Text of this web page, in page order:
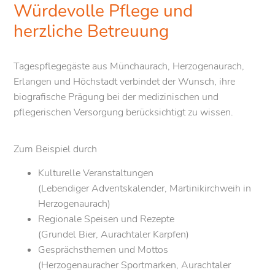
unseren liebevoll angelegten Außenbereich, zu denen
auch eine barrierefreie Terrasse gehört, die von duftenden
Kletterpflanzen umgeben ist, sowie ein
Die Therapie- und Ruheräume dienen neben dem
zusätzlichen Platz für individuelle Einzelbetreuung
als Rückzugsort für unsere Tagespflegegäste, wenn
regelmäßigen Abständen Filmklassiker und
Dokumentationen gezeigt.
Unsere großzügig gestaltete Wohnküche, die technisch
auf dem neuesten Stand ist, lädt zur gemeinsamen
Mahlzeitenvorbereitung mit unseren Seniorinnen und
Senioren ein. Mit mehreren Herdplatten, einer großen
Insel und einer gemütlichen Eckbank bietet sie den
idealen Rahmen für das Zubereiten und Genießen von
Würdevolle Pflege und
herzliche Betreuung
Tagespflegegäste aus Münchaurach, Herzogenaurach,
Erlangen und Höchstadt verbindet der Wunsch, ihre
biografische Prägung bei der medizinischen und
pflegerischen Versorgung berücksichtigt zu wissen.
Zum Beispiel durch
Kulturelle Veranstaltungen
(Lebendiger Adventskalender, Martinikirchweih in
Herzogenaurach)
Regionale Speisen und Rezepte
(Grundel Bier, Aurachtaler Karpfen)
Gesprächsthemen und Mottos
(Herzogenauracher Sportmarken, Aurachtaler